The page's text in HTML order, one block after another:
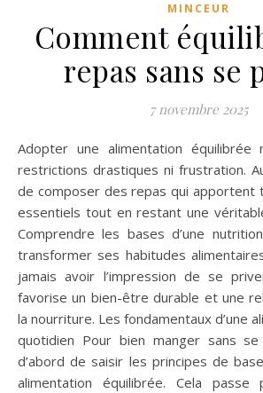
MINCEUR
Comment
repas sans se
7 novembre 2025
Adopter une alimentation équilibrée ne rime pas avec
restrictions drastiques ni frustration.
de composer des repas qui apportent
essentiels tout en restant une
Comprendre les bases d’une
transformer ses habitudes
jamais avoir l’impression de se
favorise un bien-être durable et une
la nourriture. Les fondamentaux d’une
quotidien Pour bien manger sans
d’abord de saisir les principes de
alimentation équilibrée. Cela passe